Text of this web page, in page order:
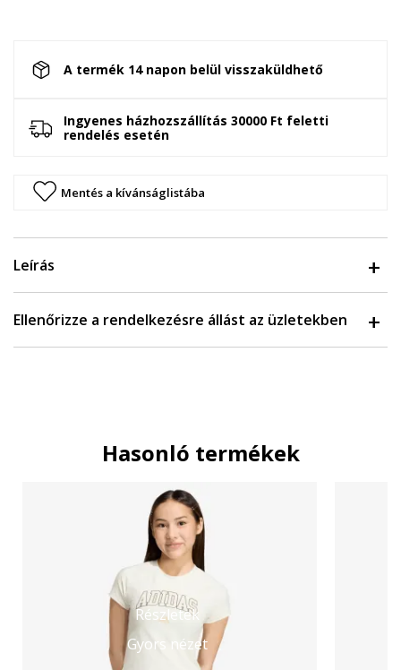
A termék 14 napon belül visszaküldhető
Ingyenes házhozszállítás 30000 Ft feletti
rendelés esetén
Mentés a kívánságlistába
Leírás
Ellenőrizze a rendelkezésre állást az üzletekben
Hasonló termékek
Részletek
Gyors nézet